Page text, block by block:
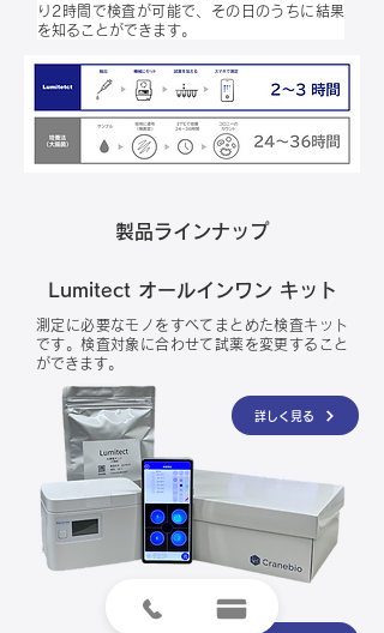
り2時間で検査が可能で、その日のうちに結果
を知ることができます。
製品ラインナップ
Lumitect オールインワン キット
測定に必要なモノをすべてまとめた検査キット
です。検査対象に合わせて試薬を変更すること
ができます。
詳しく見る